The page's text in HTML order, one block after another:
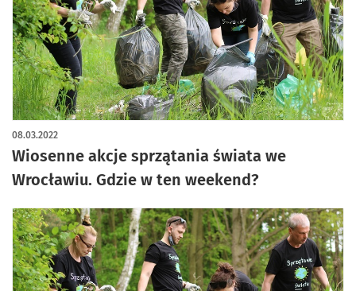
Wiosenne akcje sprzątania świata we
Wrocławiu. Gdzie w ten weekend?
08.03.2022